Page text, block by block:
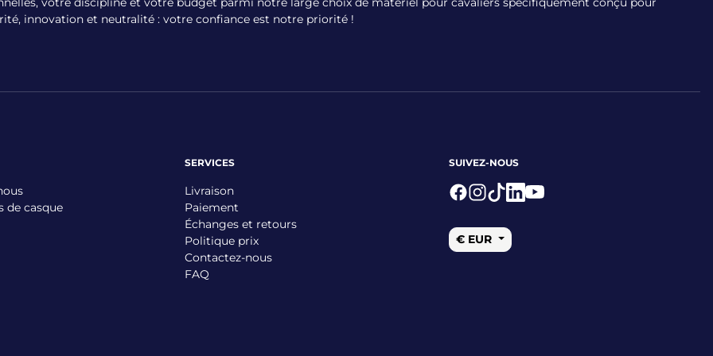
innovation et neutralité : votre confiance est notre priorité !
de casque
SERVICES
Livraison
Paiement
Échanges et retours
Politique prix
Contactez-nous
FAQ
SUIVEZ-NOUS
€ EUR